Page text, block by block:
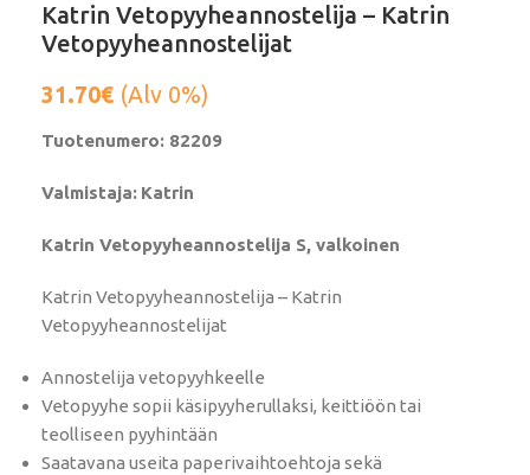
Katrin Vetopyyheannostelija – Katrin
Vetopyyheannostelijat
31.70€ (Alv 0%)
Tuotenumero: 82209
Valmistaja: Katrin
Katrin Vetopyyheannostelija S, valkoinen
Katrin Vetopyyheannostelija – Katrin
Vetopyyheannostelijat
Annostelija vetopyyhkeelle
Vetopyyhe sopii käsipyyherullaksi, keittiöön tai
teolliseen pyyhintään
Saatavana useita paperivaihtoehtoja sekä